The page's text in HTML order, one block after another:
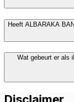
Heeft ALBARAKA
Wat gebeurt er als